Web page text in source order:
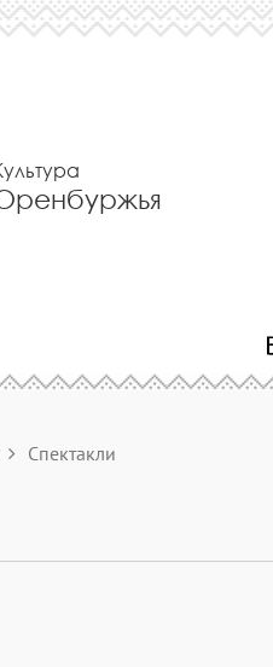
Спектакли